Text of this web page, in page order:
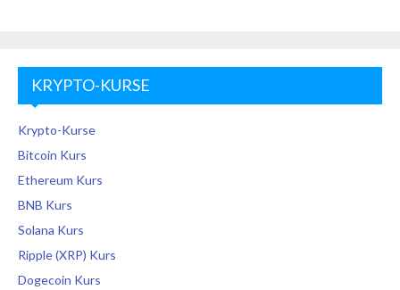
KRYPTO-KURSE
Krypto-Kurse
Bitcoin Kurs
Ethereum Kurs
BNB Kurs
Solana Kurs
Ripple (XRP) Kurs
Dogecoin Kurs